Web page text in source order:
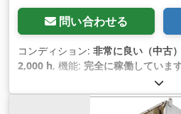
問い合わせる
コンディション: 非常に良い（中古）
2,000 h, 機能: 完全に稼働していま
2,200 kg（キロ
500 mm, ローター幅:840 mm, 入